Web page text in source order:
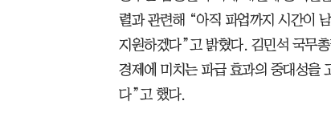
렬과 관련해 “아직 파업까지 시간이
지원하겠다”고 밝혔다. 김민석 국무
경제에 미치는 파급 효과의 중대성을
다”고 했다.